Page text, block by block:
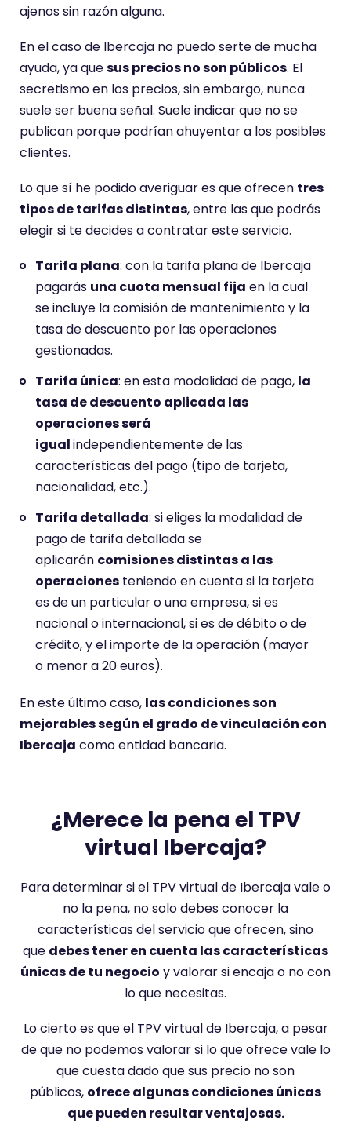
ajenos sin razón alguna.
En el caso de Ibercaja no puedo serte de mucha
ayuda, ya quesus precios no son públicos. El
secretismo en los precios, sin embargo, nunca
suele ser buena señal. Suele indicar que no se
publican porque podrían ahuyentar a los posibles
clientes.
Lo que sí he podido averiguar es que ofrecen tres
tipos de tarifas distintas, entre las que podrás
elegir si te decides a contratar este servicio.
Tarifa plana: con la tarifa plana de Ibercaja
pagarás una cuota mensual fija en la cual
se incluye la comisión de mantenimiento y la
tasa de descuento por las operaciones
gestionadas.
Tarifa única: en esta modalidad de pago, la
tasa de descuento aplicada las
operaciones será
igualindependientemente de las
características del pago (tipo de tarjeta,
nacionalidad, etc.).
Tarifa detallada: si eliges la modalidad de
pago de tarifa detallada se
aplicarán comisiones distintas a las
operaciones teniendo en cuenta si la tarjeta
es de un particular o una empresa, si es
nacional o internacional, si es de débito o de
crédito, y el importe de la operación (mayor
o menor a 20 euros).
En este último caso, las condiciones son
mejorables según el grado de vinculación con
Ibercaja como entidad bancaria.
¿Merece la pena el TPV
virtual Ibercaja?
Para determinar si el TPV virtual de Ibercaja vale o
no la pena, no solo debes conocer la
características del servicio que ofrecen, sino
que debes tener en cuenta las características
únicas de tu negocio y valorar si encaja o no con
lo que necesitas.
Lo cierto es que el TPV virtual de Ibercaja, a pesar
de que no podemos valorar si lo que ofrece vale lo
que cuesta dado que sus precio no son
públicos, ofrece algunas condiciones únicas
que pueden resultar ventajosas.